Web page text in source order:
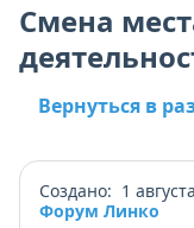
Смена
Вернуться в
Создано: 1
Форум Линко